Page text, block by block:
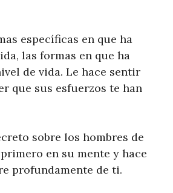
específicas en que ha
las formas en que ha
de vida. Le hace sentir
que sus esfuerzos te han
sobre los hombres de
en su mente y hace
profundamente de ti.